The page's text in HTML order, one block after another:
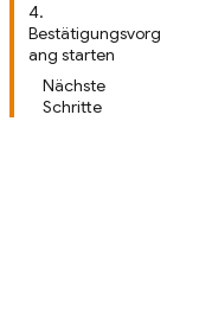
4.
Bestätigungsvorg
ang starten
Nächste
Schritte